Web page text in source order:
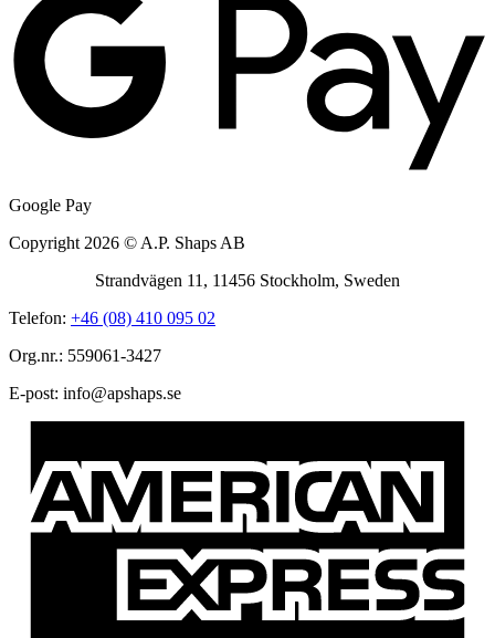
Google Pay
Copyright 2026 © A.P. Shaps AB
Strandvägen 11, 11456 Stockholm, Sweden
Telefon: +46 (08) 410 095 02
Org.nr.: 559061-3427
E-post:
es.spahspa
@ofni